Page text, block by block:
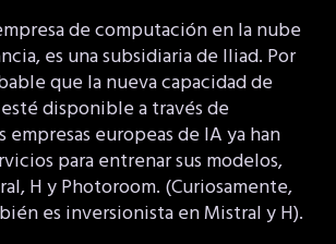
de computación en la nube
es una subsidiaria de Iliad. Por
que la nueva capacidad de
disponible a través de
empresas europeas de IA ya han
para entrenar sus modelos,
H y Photoroom. (Curiosamente,
es inversionista en Mistral y H).